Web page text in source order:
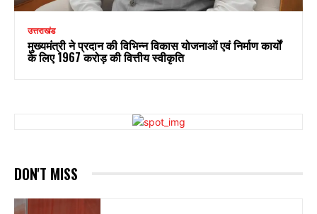
उत्तराखंड
मुख्यमंत्री ने प्रदान की विभिन्न विकास योजनाओं एवं निर्माण कार्यों
के लिए ₹1967 करोड़ की वित्तीय स्वीकृति
DON'T MISS